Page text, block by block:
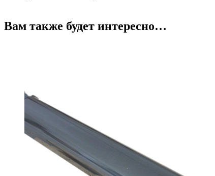
Вам также будет интересно…